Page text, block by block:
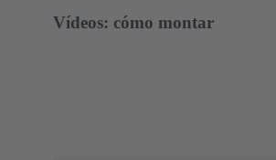
Vídeos: cómo montar